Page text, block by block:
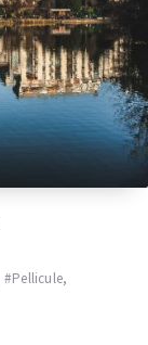
Pellicule,